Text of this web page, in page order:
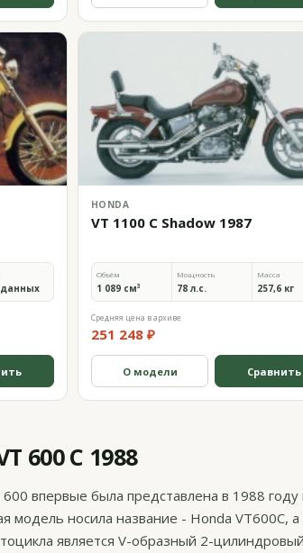
HONDA
VT 1100 C Shadow 1987
Объём
1 089 см³
Мощность
78 л.с.
Масса
257,6 кг
Средняя цена в архиве
251 248 ₽
О модели Сравнить
600 C 1988
впервые была представлена в 1988 году
модель носила название - Honda VT600C,
является V-образный 2-